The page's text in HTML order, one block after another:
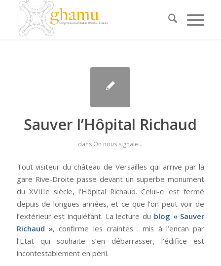
Sauver l’Hôpital Richaud
dans On nous signale...
Tout visiteur du château de Versailles qui arrive par la
gare Rive-Droite passe devant un superbe monument
du XVIIIe siècle, l’Hôpital Richaud. Celui-ci est fermé
depuis de longues années, et ce que l’on peut voir de
l’extérieur est inquiétant. La lecture du blog « Sauver
Richaud », confirme les craintes : mis à l’encan par
l’Etat qui souhaite s’en débarrasser, l’édifice est
incontestablement en péril.